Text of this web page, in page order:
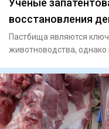
восстановления
Пастбища являются
животноводства, однако